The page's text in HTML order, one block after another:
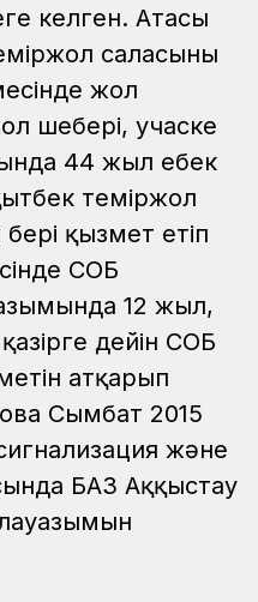
келген. Атасы
саласының
жол
шебері, учаске
44 жыл еңбек
теміржол
қызмет етіп
СОБ
12 жыл,
дейін СОБ
атқарып
Сымбат 2015
және
БАЗ Аққыстау